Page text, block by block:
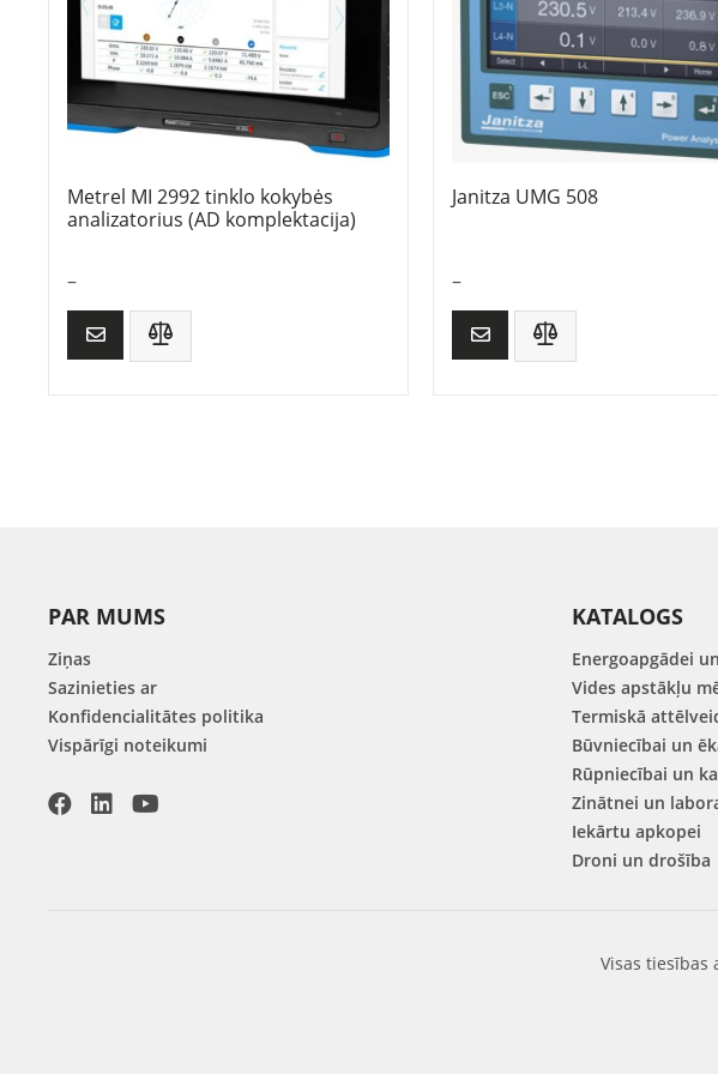
Metrel MI 2992 tinklo kokybės
analizatorius (AD komplektacija)
–
Janitza UMG 508
–
PAR MUMS
Ziņas
Sazinieties ar
Konfidencialitātes politika
Vispārīgi noteikumi
KATALOGS
Energoapgādei
Vides apstākļu
Termiskā
Būvniecībai un
Rūpniecībai un
Zinātnei un
Iekārtu apkopei
Droni un drošība
Visas tiesības